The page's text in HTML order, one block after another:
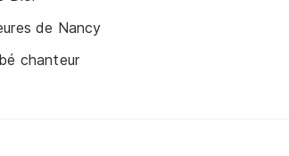
de Nancy
chanteur